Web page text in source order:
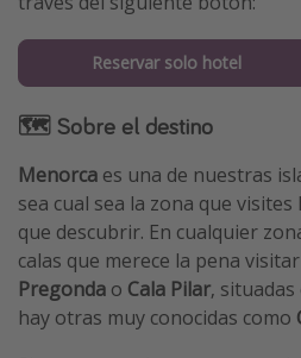
Reservar solo hotel
🗺 Sobre el destino
Menorca es una de nuestras
sea cual sea la zona que
que descubrir. En cualquier
calas que merece la pena
Pregonda o Cala Pilar,
hay otras muy conocidas como